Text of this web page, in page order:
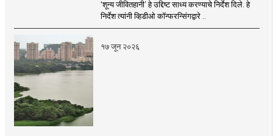
शिंदे
‘शून्य जीवितहानी’ हे उद्दिष्ट साध्य करण्याचे निर्देश दिले. हे
निर्देश त्यांनी व्हिडीओ कॉन्फरन्सिंगद्वारे ..
१७ जून २०२६